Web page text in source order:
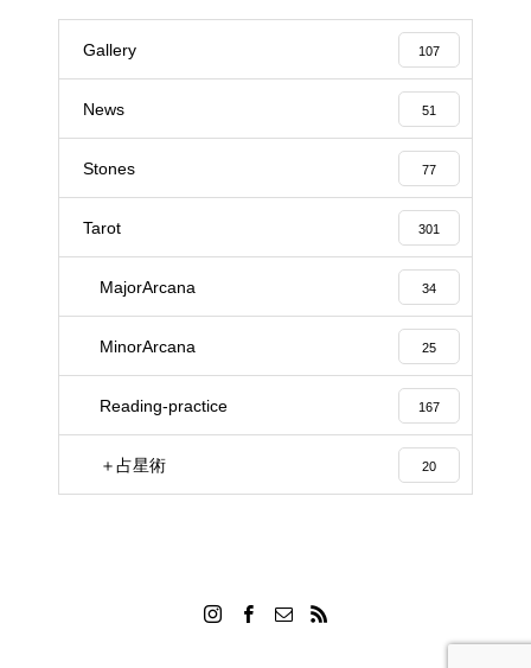
Gallery 107
News 51
Stones 77
Tarot 301
MajorArcana 34
MinorArcana 25
Reading-practice 167
＋占星術 20